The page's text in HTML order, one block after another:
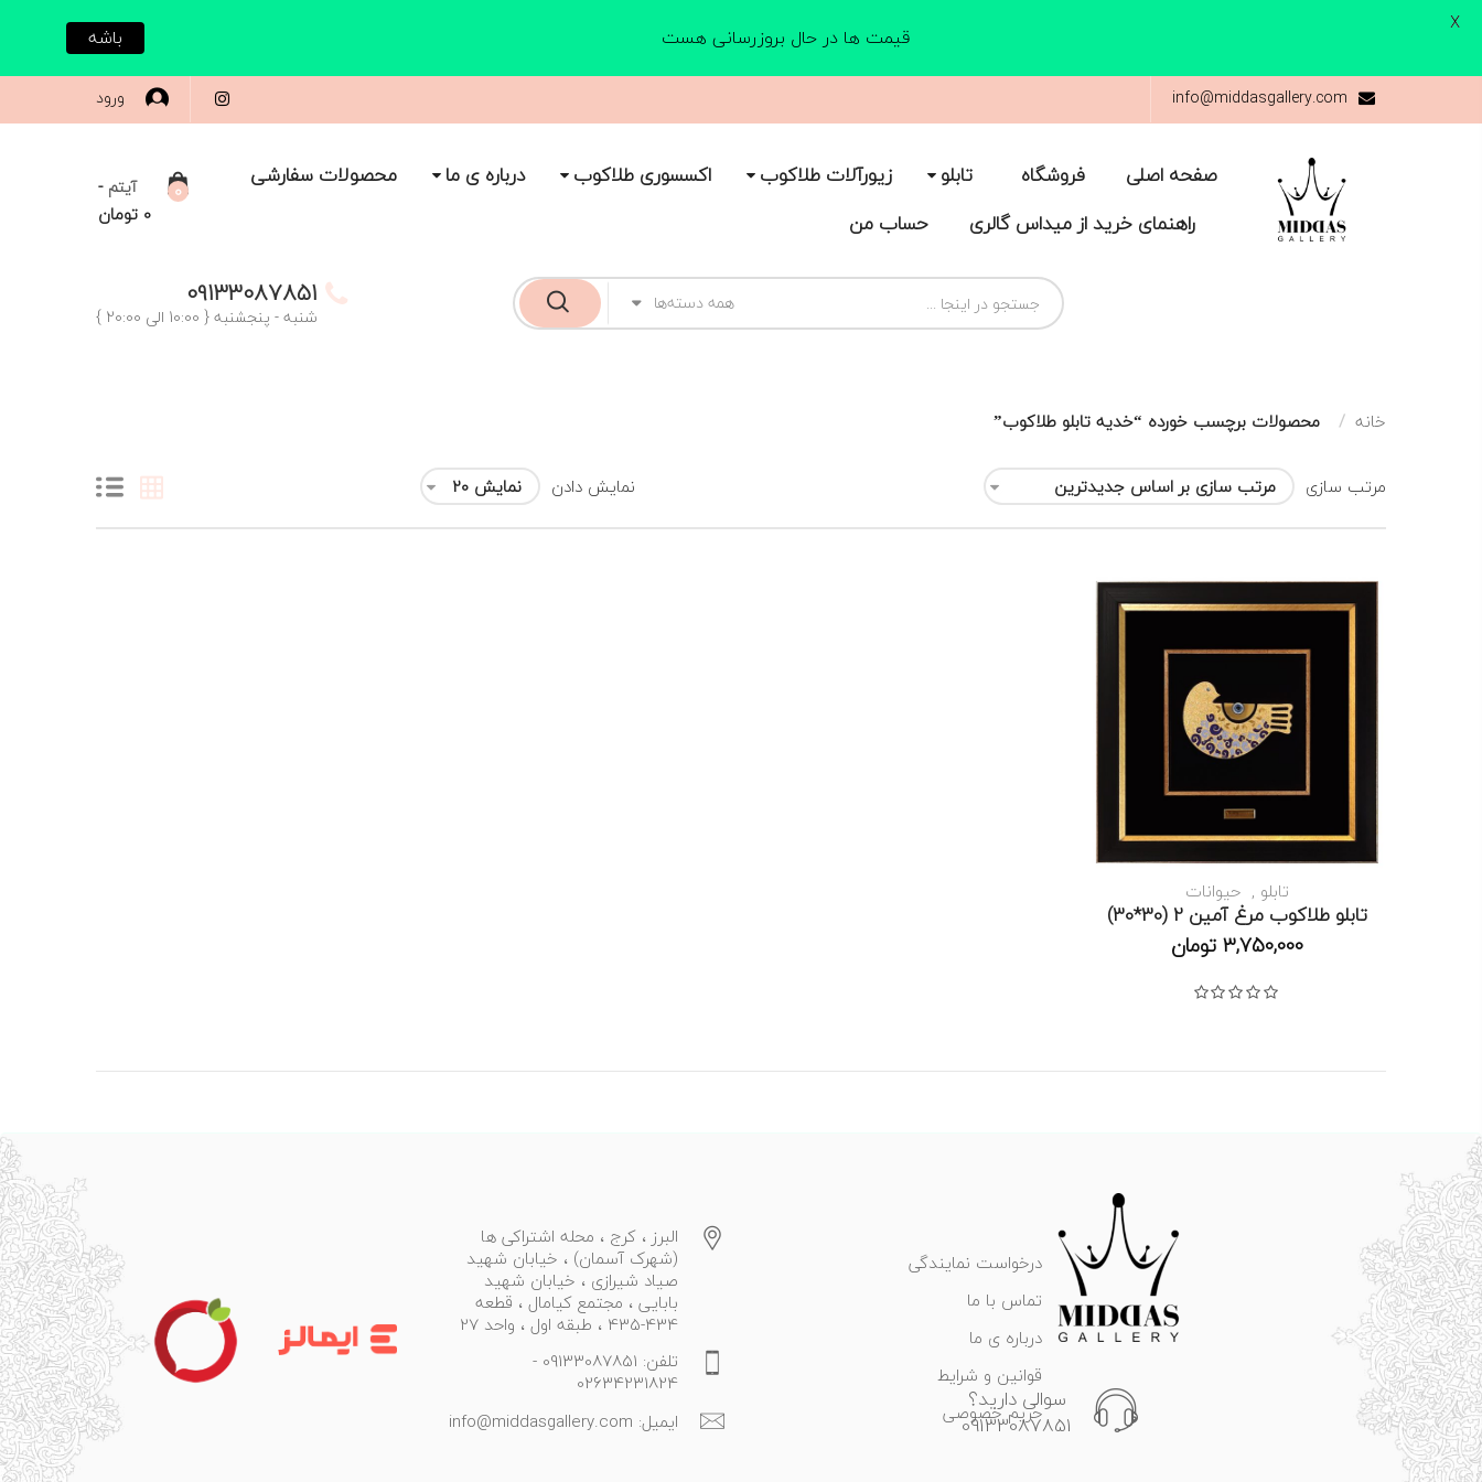
info@middasgallery.com ورود
صفحه اصلی فروشگاه تابلو زیورآلات طلاکوب اکسسوری طلاکوب درباره ی ما
محصولات سفارشی
راهنمای خرید از میداس گالری
حساب من
0 آیتم -
0 تومان
همه دسته‌ها 09133087851
شنبه - پنجشنبه { 10:00 الی 20:00 }
خانه محصولات برچسب خورده “خدیه تابلو طلاکوب”
مرتب سازی نمایش دادن
موجود است
تابلو حیوانات
تابلو طلاکوب مرغ آمین 2 (30*30)
3,750,000تومان
نمره0از 5
قیمت ها در حال بروزرسانی هست باشه X
سوالی دارید؟
09133087851
درخواست نمایندگی
تماس با ما
درباره ی ما
قوانین و شرایط
حریم خصوصی
البرز ، کرج ، محله اشتراکی ها
(شهرک آسمان) ، خیابان شهید
صیاد شیرازی ، خیابان شهید
بابایی ، مجتمع کیامال ، قطعه
434-435 ، طبقه اول ، واحد 27
تلفن: 09133087851 -
02634231824
ایمیل: info@middasgallery.com